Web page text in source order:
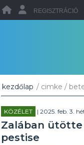
REGISZTRÁCIÓ
kezdőlap / cimke /
KÖZÉLET | 2025. feb. 3.
Zalában
pestise